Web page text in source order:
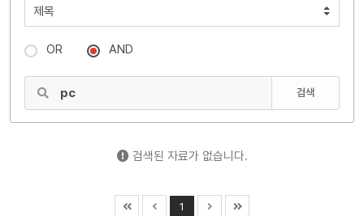
OR AND
검색
검색된 자료가 없습니다.
1